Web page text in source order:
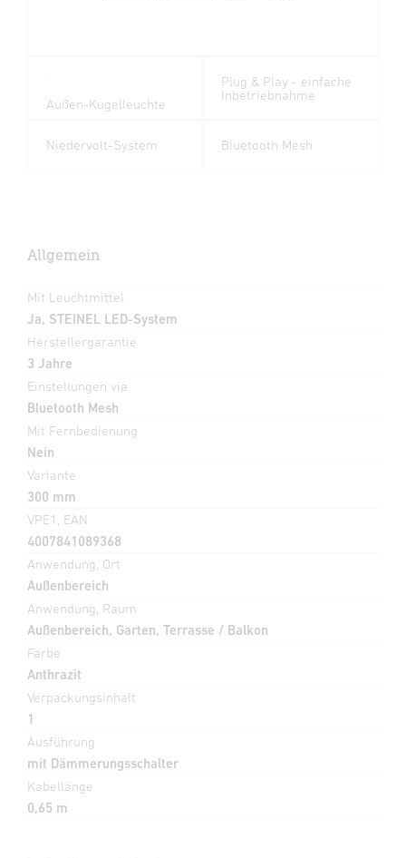
Außen-Kugelleuchte
Plug & Play - einfache
Inbetriebnahme
Niedervolt-System Bluetooth Mesh
Allgemein
Mit Leuchtmittel
Ja, STEINEL LED-System
Herstellergarantie
3 Jahre
Einstellungen via
Bluetooth Mesh
Mit Fernbedienung
Nein
Variante
300 mm
VPE1, EAN
4007841089368
Anwendung, Ort
Außenbereich
Anwendung, Raum
Außenbereich, Garten, Terrasse / Balkon
Farbe
Anthrazit
Verpackungsinhalt
1
Ausführung
mit Dämmerungsschalter
Kabellänge
0,65 m